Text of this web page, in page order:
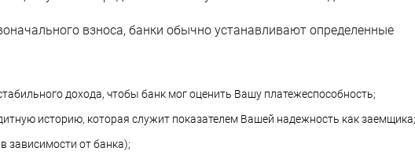
взноса, банки обычно устанавливают определенные
дохода, чтобы банк мог оценить Вашу платежеспособность;
историю, которая служит показателем Вашей надежность как заемщика;
зависимости от банка);